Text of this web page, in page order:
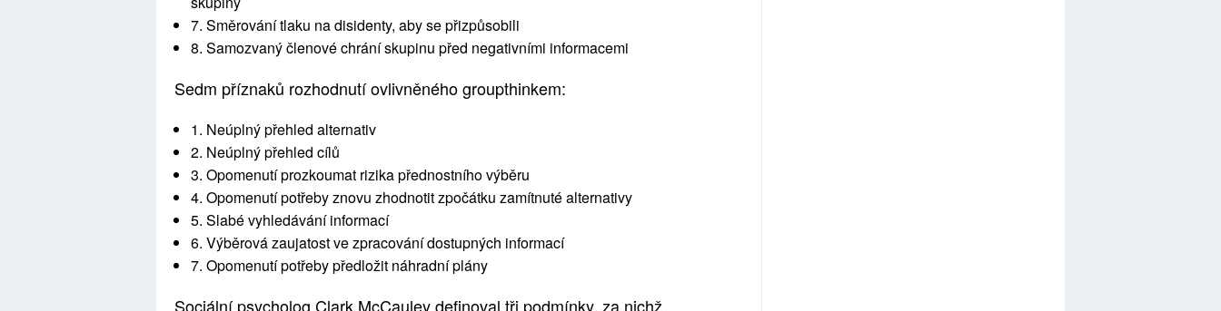
7. Směrování tlaku na disidenty, aby se přizpůsobili
8. Samozvaný členové chrání skupinu před negativními informacemi
Sedm příznaků rozhodnutí ovlivněného groupthinkem:
1. Neúplný přehled alternativ
2. Neúplný přehled cílů
3. Opomenutí prozkoumat rizika přednostního výběru
4. Opomenutí potřeby znovu zhodnotit zpočátku zamítnuté alternativy
5. Slabé vyhledávání informací
6. Výběrová zaujatost ve zpracování dostupných informací
7. Opomenutí potřeby předložit náhradní plány
Sociální psycholog Clark McCauley definoval tři podmínky, za nichž